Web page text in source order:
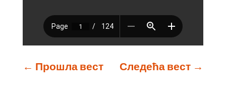
← Прошла вест Следећа вест →